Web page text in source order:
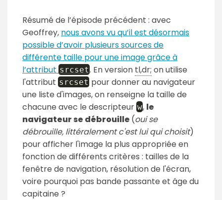
Résumé de l’épisode précédent : avec
Geoffrey, nous avons vu qu’il est désormais
possible d’avoir plusieurs sources de
différente taille pour une image grâce à
l’attribut srcset. En version tl,dr; on utilise
l'attribut srcset pour donner au navigateur
une liste d'images, on renseigne la taille de
chacune avec le descripteur w, le
navigateur se débrouille (oui se
débrouille, littéralement c'est lui qui choisit)
pour afficher l'image la plus appropriée en
fonction de différents critères : tailles de la
fenêtre de navigation, résolution de l'écran,
voire pourquoi pas bande passante et âge du
capitaine ?